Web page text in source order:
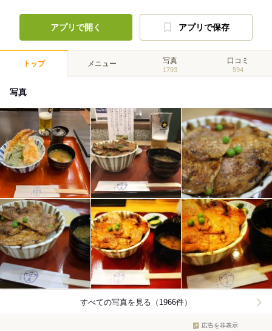
アプリで開く アプリで保存
トップ メニュー 写真
1793
口コミ
594
写真
すべての写真を見る（1966件）
広告を非表示